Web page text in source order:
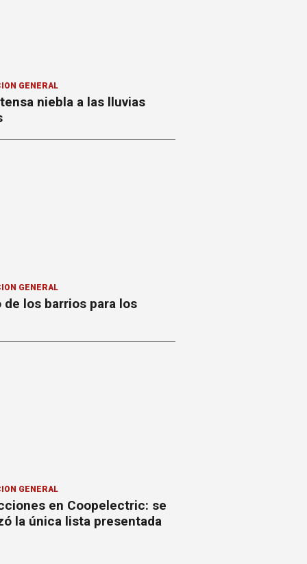
GENERAL
niebla a las lluvias
GENERAL
de los barrios para los
GENERAL
en Coopelectric: se
la única lista presentada